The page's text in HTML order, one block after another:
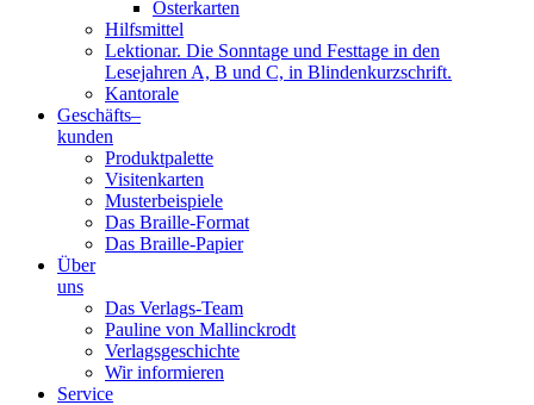
Osterkarten
Hilfsmittel
Lektionar. Die Sonntage und Festtage in den
Lesejahren A, B und C, in Blindenkurzschrift.
Kantorale
Geschäfts­–
kunden
Produktpalette
Visitenkarten
Musterbeispiele
Das Braille-Format
Das Braille-Papier
Über
uns
Das Verlags-Team
Pauline von Mallinckrodt
Verlagsgeschichte
Wir informieren
Service